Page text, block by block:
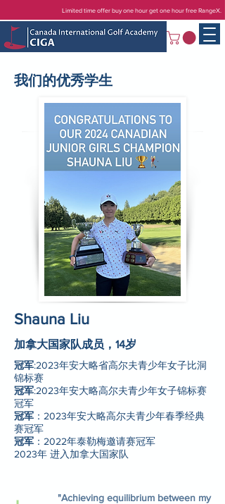
Limited time offer buy one hour get one hour free RangeX.
我们的优秀学生
Shauna Liu
加拿大国家队成员，14岁
冠军:2023年安大略省高尔夫青少年女子比洞
锦标赛
冠军:2023年安大略高尔夫青少年女子锦标赛
冠军
冠军 ：2023年安大略高尔夫青少年春季经典
赛冠军
冠军 ：2022年泰勒梅邀请赛冠军
2023年 进入加拿大国家队
"Achieving equilibrium between my